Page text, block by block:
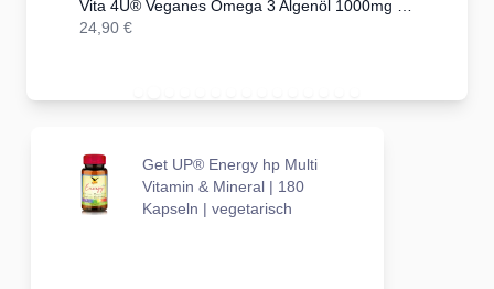
24,90 €
Get UP® Energy hp Multi
Vitamin & Mineral | 180
Kapseln | vegetarisch